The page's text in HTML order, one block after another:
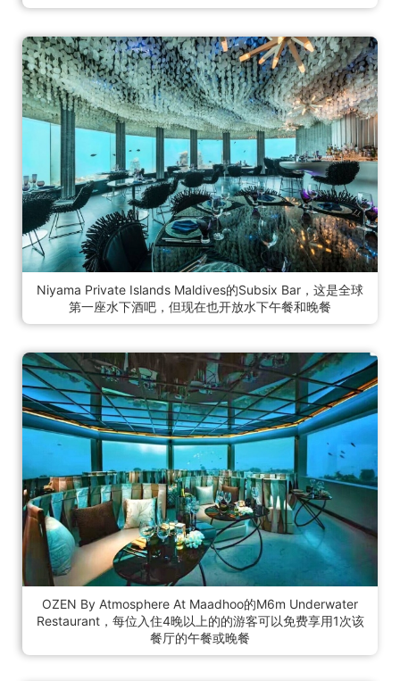
Niyama Private Islands Maldives的Subsix Bar，这是全球
第一座水下酒吧，但现在也开放水下午餐和晚餐
OZEN By Atmosphere At Maadhoo的M6m Underwater
Restaurant，每位入住4晚以上的的游客可以免费享用1次该
餐厅的午餐或晚餐